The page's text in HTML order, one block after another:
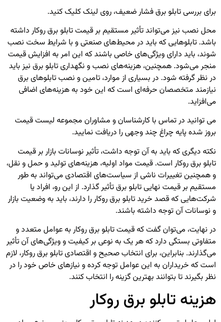
برای بررسیتابلو برق فشار ضعیف، روی لینک کلیک کنید.
محل نصب نیز می‌تواند تأثیر مستقیم بر قیمت تابلو برق روکار داشته
باشد. تابلوهایی که باید در محیط‌های صنعتی و با شرایط سخت نصب
شوند، باید دارای ویژگی‌های خاصی باشند که این امر به افزایش قیمت
منجر می‌شود. همچنین، هزینه‌های نصب و نگهداری تابلو برق نیز باید
در نظر گرفته شود. در بسیاری از موارد، تامین و نصب تابلوهای برق
نیازمند متخصصان حرفه‌ای است که این خود به هزینه‌های اضافی
می‌افزاید.
می توانید در تماس با کارشناسان و مشاوران مجموعه لیست قیمت
بروز شدهپایه چراغ چند وجهیرا دریافت نمایید.
نکته دیگری که باید به آن توجه داشت، تأثیر نوسانات بازار بر قیمت
تابلو برق روکار است. قیمت مواد اولیه، هزینه‌های تولید و حمل و نقل،
و همچنین تغییرات ناشی از سیاست‌های اقتصادی می‌تواند به طور
مستقیم بر قیمت نهایی تابلو برق تأثیر گذارد. از این رو، افراد یا
شرکت‌هایی که قصد خرید تابلو برق روکار را دارند، باید به وضعیت بازار
و نوسانات آن توجه داشته باشند.
در نهایت، می‌توان گفت که قیمت تابلو برق روکار به عوامل متعدد و
متفاوتی بستگی دارد که هر یک به نوعی بر کیفیت و ویژگی‌های آن تأثیر
می‌گذارند. بنابراین، برای انتخاب صحیح و اقتصادی تابلو برق روکار، لازم
است که خریداران به این عوامل توجه کرده و نیازهای خاص خود را در
نظر بگیرند تا بتوانند بهترین گزینه را انتخاب کنند.
هزینه تابلو برق روکار